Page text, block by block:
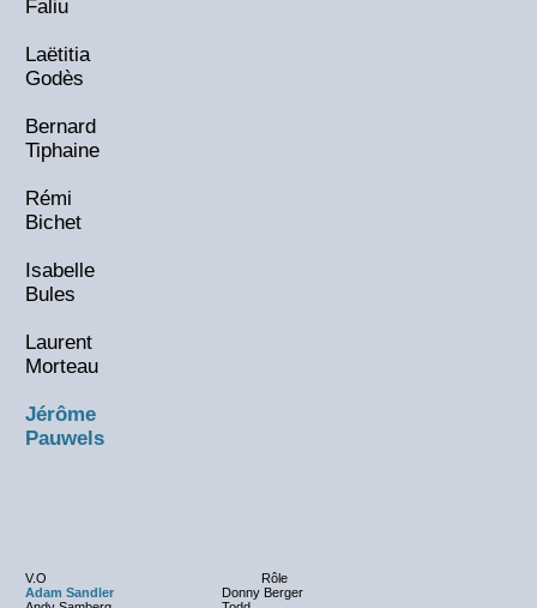
Faliu
Laëtitia
Godès
Bernard
Tiphaine
Rémi
Bichet
Isabelle
Bules
Laurent
Morteau
Jérôme
Pauwels
V.O
Rôle
Adam Sandler
Donny Berger